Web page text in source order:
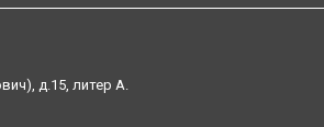
д.15, литер А.